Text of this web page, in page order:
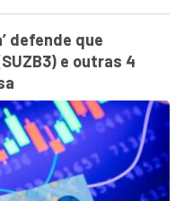
defende que
e outras 4